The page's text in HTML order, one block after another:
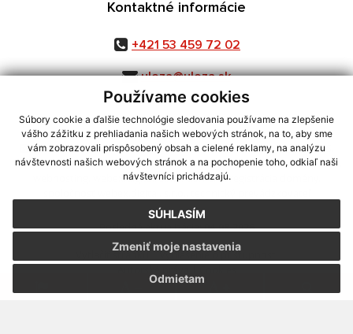
Používame cookies
Súbory cookie a ďalšie technológie sledovania používame na zlepšenie
vášho zážitku z prehliadania našich webových stránok, na to, aby sme
vám zobrazovali prispôsobený obsah a cielené reklamy, na analýzu
návštevnosti našich webových stránok a na pochopenie toho, odkiaľ naši
návštevníci prichádzajú.
SÚHLASÍM
Odmietam
Zmeniť moje nastavenia
Kontaktné informácie
+421 53 459 72 02
uloza@uloza.sk
využite možnosť získavania aktuálnych informácií s využitím RSS
CMS systém (redakčný) systém ECHELON 2,Mapa stránok,web portál
webex.digital, s.r.o.,domény,registrácia domény
Posledná aktualizácia:04.08.2026
Vytlačiť stránku|Vyhlásenie o prístupnosti